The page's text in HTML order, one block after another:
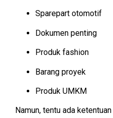
Sparepart otomotif
Dokumen penting
Produk fashion
Barang proyek
Produk UMKM
Namun, tentu ada